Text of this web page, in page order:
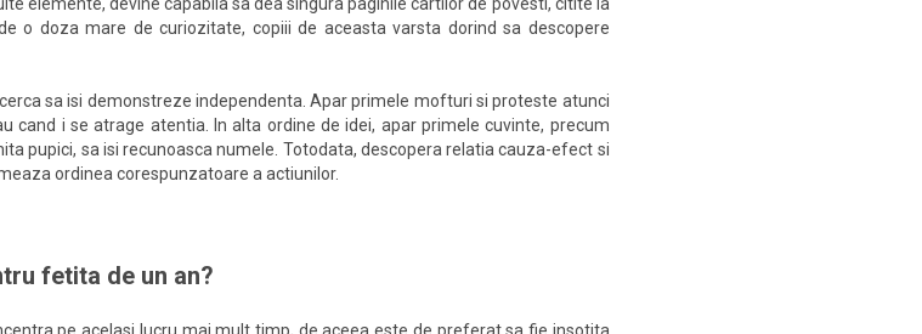
o doza mare de curiozitate, copiii de aceasta varsta dorind sa descopere
sa isi demonstreze independenta. Apar primele mofturi si proteste atunci
cand i se atrage atentia. In alta ordine de idei, apar primele cuvinte, precum
pupici, sa isi recunoasca numele. Totodata, descopera relatia cauza-efect si
ordinea corespunzatoare a actiunilor.
fetita de un an?